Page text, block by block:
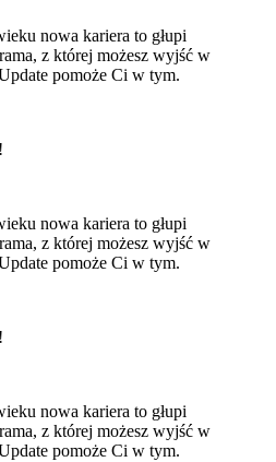
nowa kariera to głupi
z której możesz wyjść w
pomoże Ci w tym.
nowa kariera to głupi
z której możesz wyjść w
pomoże Ci w tym.
nowa kariera to głupi
z której możesz wyjść w
pomoże Ci w tym.